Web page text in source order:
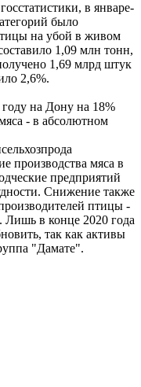
в январе-
было
на убой в живом
1,09 млн тонн,
1,69 млрд штук
2,6%.
году на Дону на 18%
- в абсолютном
производства мяса в
предприятий
Снижение также
птицы -
в конце 2020 года
так как активы
"Дамате".